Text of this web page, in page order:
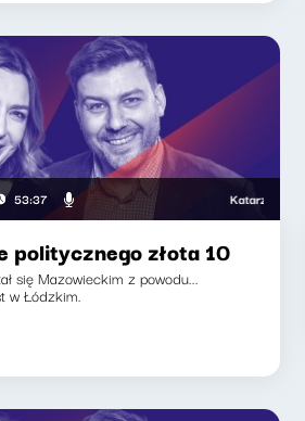
53:37 Katarzyna
politycznego złota 10
się Mazowieckim z powodu...
w Łódzkim.